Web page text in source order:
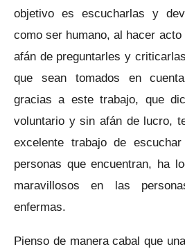
objetivo es escucharlas y
como ser humano, al hacer
afán de preguntarles y
que sean tomados en
gracias a este trabajo, que
voluntario y sin afán de lucro,
excelente trabajo de
personas que encuentran, ha
maravillosos en las
enfermas.
Pienso de manera cabal que